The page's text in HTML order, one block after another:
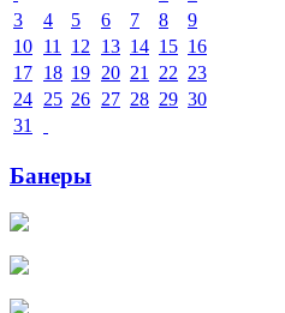
3
4 5 6 7 8
9
10 11 12 13 14 15 16
17 18 19 20 21 22 23
24 25 26 27 28 29 30
31
Банеры